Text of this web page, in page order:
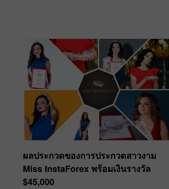
ผลประกวดของการประกวดสาวงาม
Miss InstaForex พร้อมเงินรางวัล
$45,000